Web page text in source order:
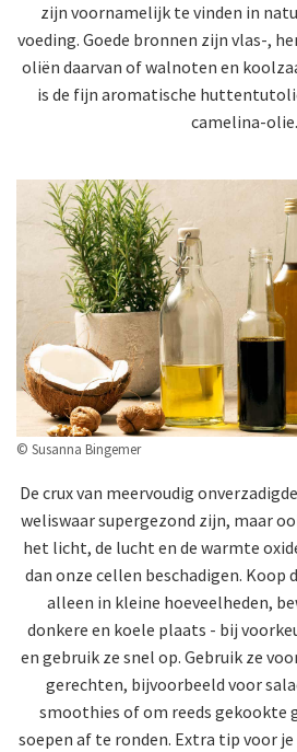
zijn voornamelijk te vinden in
voeding. Goede bronnen zijn vlas-,
oliën daarvan of walnoten en
is de fijn aromatische
camelina-olie.
© Susanna Bingemer
De crux van meervoudig
weliswaar supergezond zijn, maar
het licht, de lucht en de warmte
dan onze cellen beschadigen. Koop
alleen in kleine hoeveelheden,
donkere en koele plaats - bij
en gebruik ze snel op. Gebruik ze
gerechten, bijvoorbeeld voor
smoothies of om reeds gekookte
soepen af te ronden. Extra tip voor